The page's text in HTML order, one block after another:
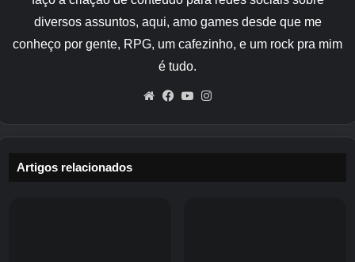
Atualmente, os ingressos para eventos estão
diversos assuntos, aqui, amo games desde que me
conheço por gente, RPG, um cafezinho, e um rock pra mim
é tudo.
WebsiteFacebook
YouTube
Artigos relacionados